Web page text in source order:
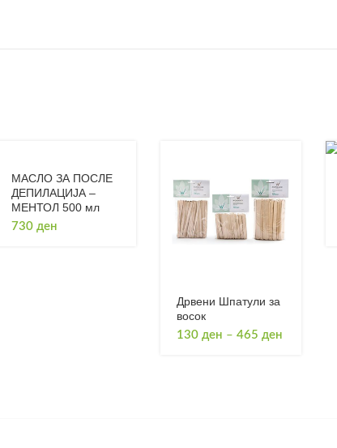
МАСЛО ЗА ПОСЛЕ
ДЕПИЛАЦИЈА –
МЕНТОЛ 500 мл
730ден
Дрвени Шпатули за
восок
130 ден – 465 денPrice